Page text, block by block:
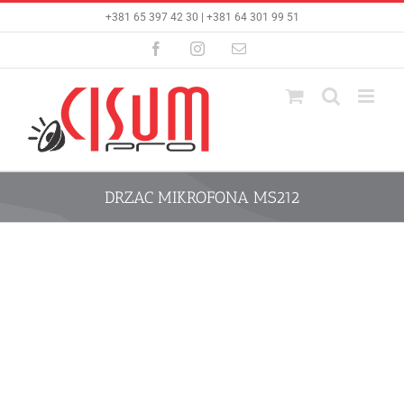
+381 65 397 42 30 | +381 64 301 99 51
FacebookInstagramEmail
DRZAC MIKROFONA MS212